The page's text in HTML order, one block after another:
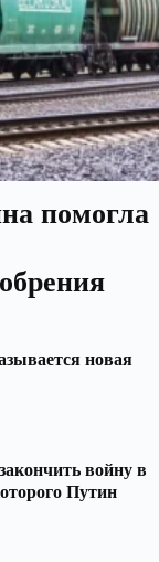
помогла
новая
войну в
Путин